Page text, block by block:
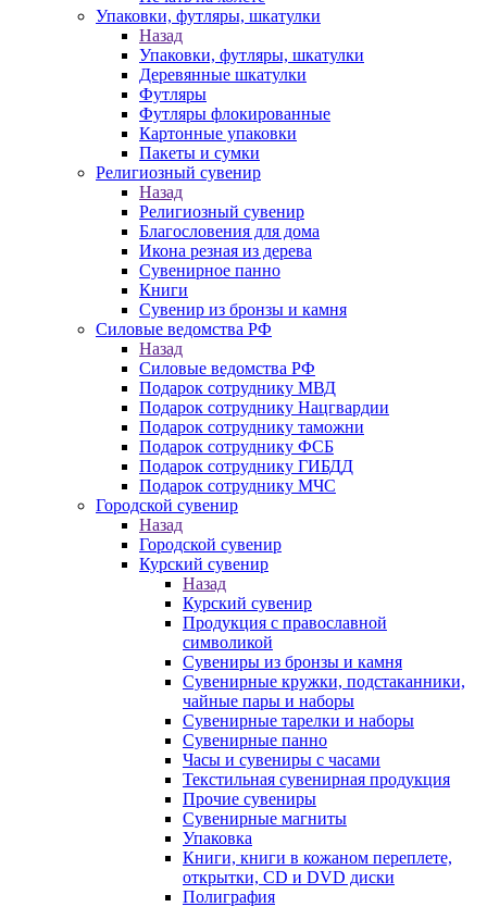
Упаковки, футляры, шкатулки
Назад
Упаковки, футляры, шкатулки
Деревянные шкатулки
Футляры
Футляры флокированные
Картонные упаковки
Пакеты и сумки
Религиозный сувенир
Назад
Религиозный сувенир
Благословения для дома
Икона резная из дерева
Сувенирное панно
Книги
Сувенир из бронзы и камня
Силовые ведомства РФ
Назад
Силовые ведомства РФ
Подарок сотруднику МВД
Подарок сотруднику Нацгвардии
Подарок сотруднику таможни
Подарок сотруднику ФСБ
Подарок сотруднику ГИБДД
Подарок сотруднику МЧС
Городской сувенир
Назад
Городской сувенир
Курский сувенир
Назад
Курский сувенир
Продукция с православной
символикой
Сувениры из бронзы и камня
Сувенирные кружки, подстаканники,
чайные пары и наборы
Сувенирные тарелки и наборы
Сувенирные панно
Часы и сувениры с часами
Текстильная сувенирная продукция
Прочие сувениры
Сувенирные магниты
Упаковка
Книги, книги в кожаном переплете,
открытки, CD и DVD диски
Полиграфия